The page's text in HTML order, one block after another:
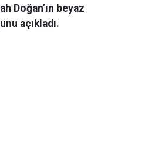
Doğan’ın beyaz
açıkladı.